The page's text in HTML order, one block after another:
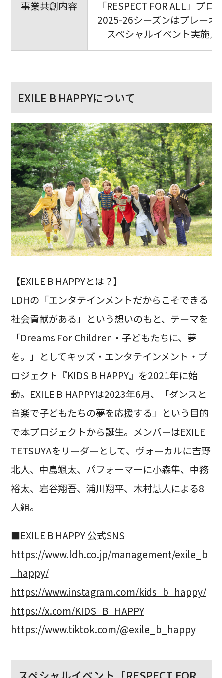
事業共創内容
「RESPECT FOR ALL」プ
2025-26シーズンはプレー
スペシャルイベント実施
EXILE B HAPPYについて
【EXILE B HAPPYとは？】
LDHの「エンタテインメントだからこそできる
社会貢献がある」という想いのもと、テーマを
「Dreams For Children・子どもたちに、夢
を。」としてキッズ・エンタテインメント・プ
ロジェクト『KIDS B HAPPY』を2021年に始
動。EXILE B HAPPYは2023年6月、「ダンスと
音楽で子どもたちの夢を応援する」という目的
で本プロジェクトから誕生。メンバーはEXILE
TETSUYAをリーダーとして、ヴォーカルに吉野
北人、中島颯太、パフォーマーに小森隼、中務
裕太、岩谷翔吾、浦川翔平、木村慧人による8
人組。
■EXILE B HAPPY 公式SNS
https://www.ldh.co.jp/management/exile_b
_happy/
https://www.instagram.com/kids_b_happy/
https://x.com/KIDS_B_HAPPY
https://www.tiktok.com/@exile_b_happy
スペシャルイベント「RESPECT FOR